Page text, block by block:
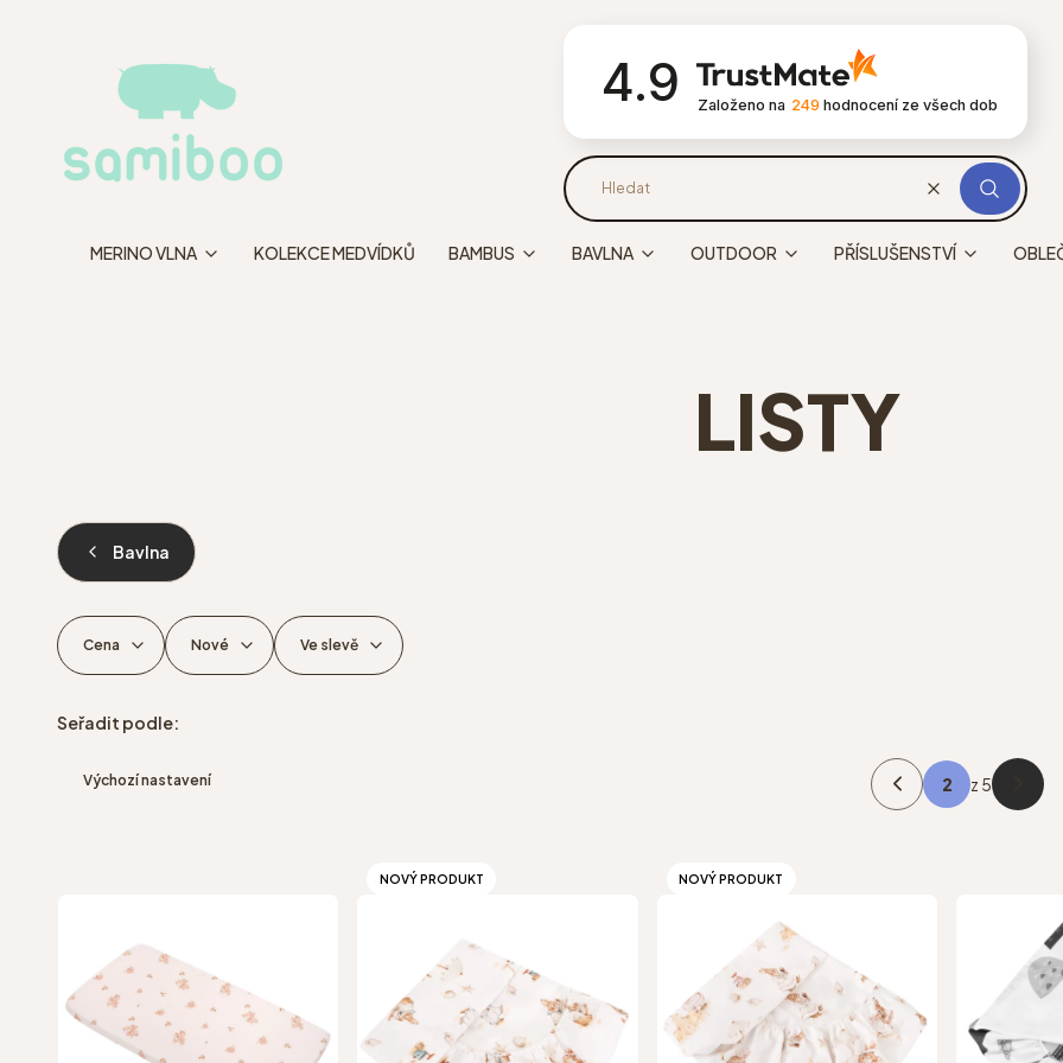
4.9 Založeno na 249 hodnocení ze všech dob
VynulováníHledat
MERINO VLNA KOLEKCE MEDVÍDKŮ BAMBUS BAVLNA OUTDOOR PŘÍSLUŠENSTVÍ
LISTY
Bavlna
Cena Nové Ve slevě
Seznam produktů
Seřadit podle:
Výchozí nastavení
Předchozí produkty
z 5 Další
NOVÝ PRODUKT NOVÝ PRODUKT